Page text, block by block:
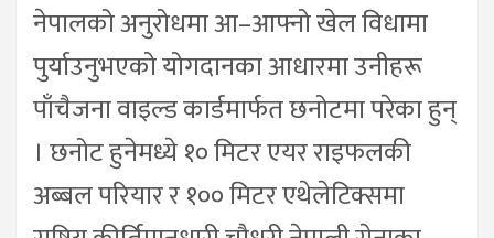
नेपालको अनुरोधमा आ–आफ्नो खेल विधामा
पुर्याउनुभएको योगदानका आधारमा उनीहरू
पाँचैजना वाइल्ड कार्डमार्फत छनोटमा परेका हुन्
। छनोट हुनेमध्ये १० मिटर एयर राइफलकी
अब्बल परियार र १०० मिटर एथेलेटिक्समा